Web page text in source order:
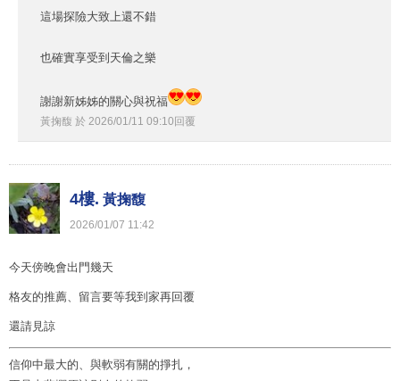
這場探險大致上還不錯
也確實享受到天倫之樂
謝謝新姊姊的關心與祝福
黃掬馥 於 2026/01/11 09:10 回覆
4樓. 黃掬馥
2026/01/07 11:42
今天傍晚會出門幾天
格友的推薦、留言要等我到家再回覆
還請見諒
信仰中最大的、與軟弱有關的掙扎，